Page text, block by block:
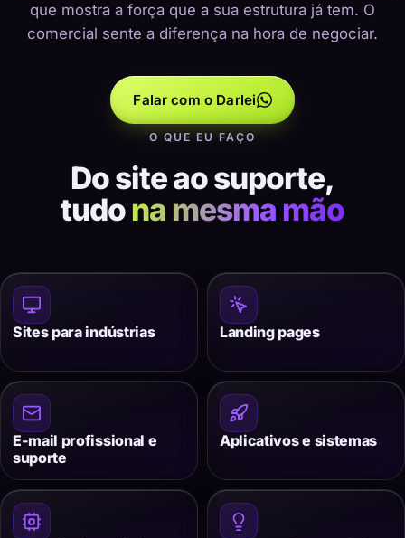
que mostra a força que a sua estrutura já tem. O
comercial sente a diferença na hora de negociar.
Falar com o Darlei
O QUE EU FAÇO
Do site ao suporte,
tudona mesma mão
Sites para indústrias Landing pages
E-mail profissional e
suporte
Aplicativos e sistemas